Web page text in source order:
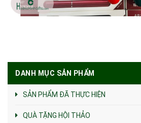
DANH MỤC SẢN PHẨM
SẢN PHẨM ĐÃ THỰC HIỆN
QUÀ TẶNG HỘI THẢO